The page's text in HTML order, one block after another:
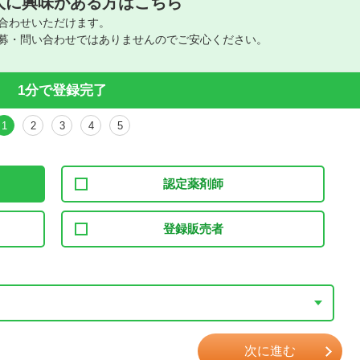
わせいただけます。
・問い合わせではありませんのでご安心ください。
1分で登録完了
1 2 3 4 5
認定薬剤師
登録販売者
次に進む